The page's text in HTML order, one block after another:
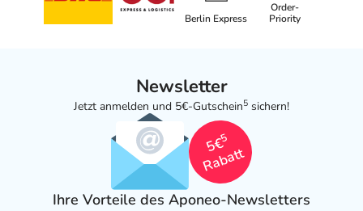
Berlin Express
Order-
Priority
Newsletter
Jetzt anmelden und 5€-Gutschein5 sichern!
5€
5
Rabatt
Ihre Vorteile des Aponeo-Newsletters